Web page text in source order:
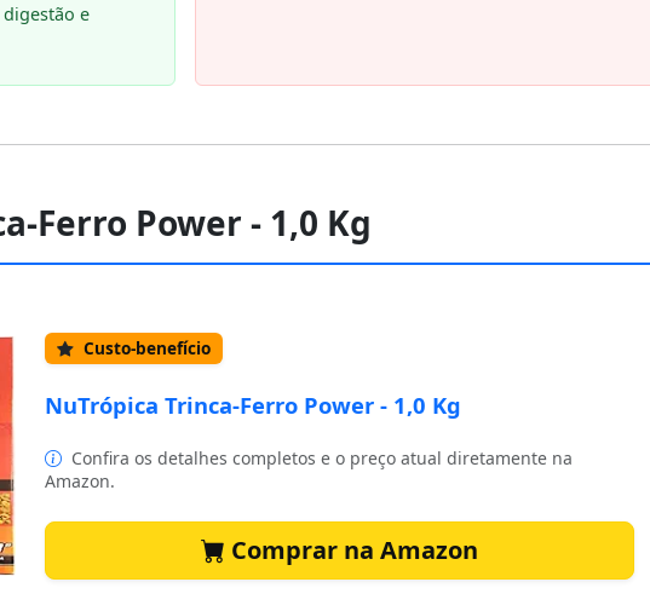
e
Ferro Power - 1,0 Kg
Custo-benefício
NuTrópica Trinca-Ferro Power - 1,0 Kg
Confira os detalhes completos e o preço atual diretamente na
Amazon.
Comprar na Amazon